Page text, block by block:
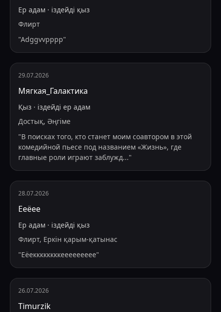
Ер адам · іздейді қыз
Флирт
"Adggvvpppp"
29.07.2026
Мягкая_Галактика
Қыз · іздейді ер адам
Достық, Әңгіме
"В поисках того, кто станет моим соавтором в этой
комедийной пьесе под названием «Жизнь», где
главные роли играют заблужд..."
28.07.2026
Ееёее
Ер адам · іздейді қыз
Флирт, Еркін қарым-қатынас
"Еёеккккккккеееееееее"
26.07.2026
Timurzik